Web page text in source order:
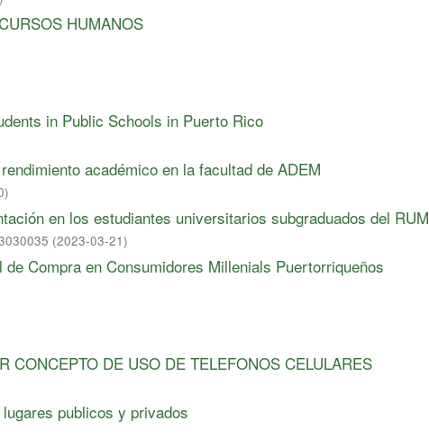
HUMANOS
in Public Schools in Puerto Rico
académico en la facultad de ADEM
)
en los estudiantes universitarios subgraduados del RUM
(2023-03-21)
Compra en Consumidores Millenials Puertorriqueños
CONCEPTO DE USO DE TELEFONOS CELULARES
publicos y privados